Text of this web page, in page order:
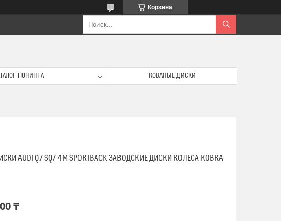
Корзина
ТЮНИНГА КОВАНЫЕ ДИСКИ
AUDI Q7 SQ7 4M SPORTBACK ЗАВОДСКИЕ ДИСКИ КОЛЕСА КОВКА
₸